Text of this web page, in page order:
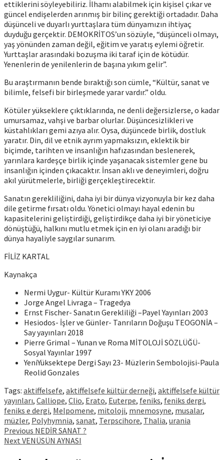
ettiklerini söyleyebiliriz. İlhamı alabilmek için kişisel çıkar ve
güncel endişelerden arınmış bir bilinç gerektiği ortadadır. Daha
düşünceli ve duyarlı yurttaşlara tüm dünyamızın ihtiyaç
duyduğu gerçektir. DEMOKRİTOS’un sözüyle, “düşünceli olmayı,
yaş yönünden zaman değil, eğitim ve yaratış eylemi öğretir.
Yurttaşlar arasındaki bozuşma iki taraf için de kötüdür.
Yenenlerin de yenilenlerin de başına yıkım gelir”.
Bu araştırmanın bende bıraktığı son cümle, “Kültür, sanat ve
bilimle, felsefi bir birleşmede yarar vardır.” oldu.
Kötüler yükseklere çıktıklarında, ne denli değersizlerse, o kadar
umursamaz, vahşi ve barbar olurlar. Düşüncesizlikleri ve
küstahlıkları gemi azıya alır. Oysa, düşüncede birlik, dostluk
yaratır. Din, dil ve etnik ayrım yapmaksızın, eklektik bir
biçimde, tarihten ve insanlığın hafızasından beslenerek,
yarınlara kardeşçe birlik içinde yaşanacak sistemler gene bu
insanlığın içinden çıkacaktır. İnsan aklı ve deneyimleri, doğru
akıl yürütmelerle, birliği gerçekleştirecektir.
Sanatın gerekliliğini, daha iyi bir dünya vizyonuyla bir kez daha
dile getirme fırsatı oldu. Yönetici olmayı hayal edenin bu
kapasitelerini geliştirdiği, geliştirdikçe daha iyi bir yöneticiye
dönüştüğü, halkını mutlu etmek için en iyi olanı aradığı bir
dünya hayaliyle saygılar sunarım.
FİLİZ KARTAL
Kaynakça
Nermi Uygur- Kültür Kuramı YKY 2006
Jorge Angel Livraga – Tragedya
Ernst Fischer- Sanatın Gerekliliği –Payel Yayınları 2003
Hesiodos- İşler ve Günler- Tanrıların Doğuşu TEOGONİA –
Say yayınları 2018
Pierre Grimal – Yunan ve Roma MİTOLOJİ SÖZLÜĞÜ-
Sosyal Yayınlar 1997
YeniYüksektepe Dergi Sayı 23- Müzlerin Sembolojisi-Paula
Reolid Gonzales
Tags: aktiffelsefe, aktiffelsefe kültür derneği, aktiffelsefe kültür
yayınları, Calliope, Clio, Erato, Euterpe, feniks, feniks dergi,
feniks e dergi, Melpomene, mitoloji, mnemosyne, musalar,
müzler, Polyhymnia, sanat, Terpscihore, Thalia, urania
Continue
Reading
Previous NEDİR SANAT ?
Next VENÜSÜN AYNASI